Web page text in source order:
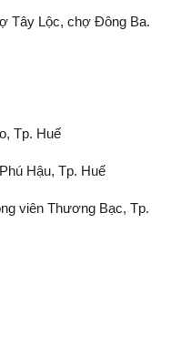
Tây Lộc, chợ Đông Ba.
Tp. Huế
Hậu, Tp. Huế
viên Thương Bạc, Tp.